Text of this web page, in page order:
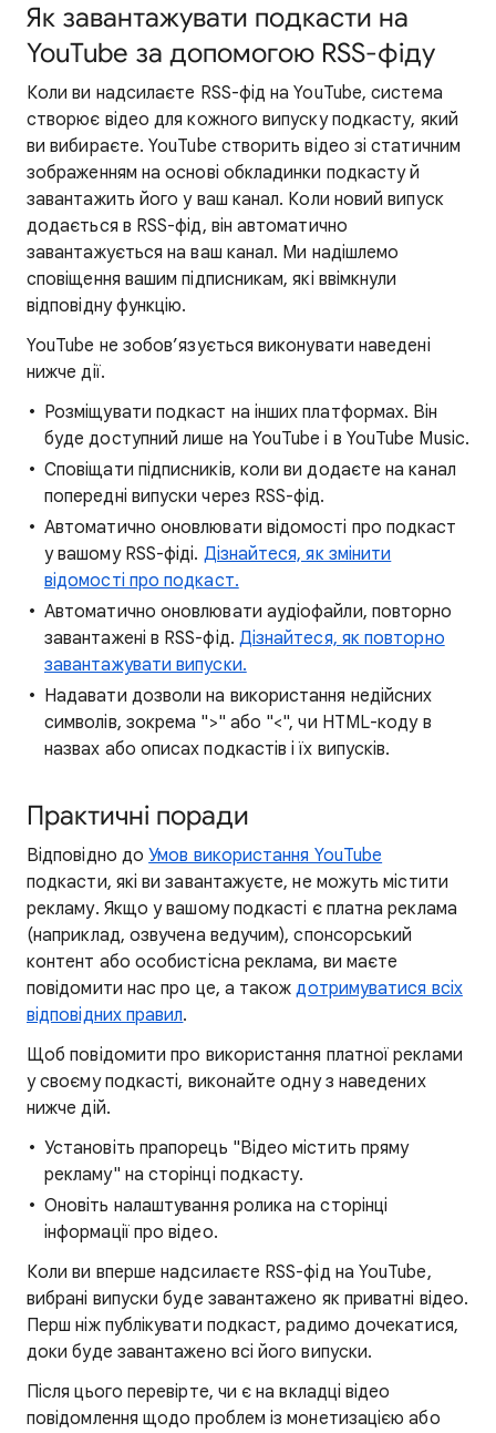
Як завантажувати подкасти на
YouTube за допомогою RSS-фіду
Коли ви надсилаєте RSS-фід на YouTube, система
створює відео для кожного випуску подкасту, який
ви вибираєте. YouTube створить відео зі статичним
зображенням на основі обкладинки подкасту й
завантажить його у ваш канал. Коли новий випуск
додається в RSS-фід, він автоматично
завантажується на ваш канал. Ми надішлемо
сповіщення вашим підписникам, які ввімкнули
відповідну функцію.
YouTube не зобов’язується виконувати наведені
нижче дії.
Розміщувати подкаст на інших платформах. Він
буде доступний лише на YouTube і в YouTube Music.
Сповіщати підписників, коли ви додаєте на канал
попередні випуски через RSS-фід.
Автоматично оновлювати відомості про подкаст
у вашому RSS-фіді. Дізнайтеся, як змінити
відомості про подкаст.
Автоматично оновлювати аудіофайли, повторно
завантажені в RSS-фід. Дізнайтеся, як повторно
завантажувати випуски.
Надавати дозволи на використання недійсних
символів, зокрема ">" або "<", чи HTML-коду в
назвах або описах подкастів і їх випусків.
Практичні поради
Відповідно доУмов використання YouTube
подкасти, які ви завантажуєте, не можуть містити
рекламу. Якщо у вашому подкасті є платна реклама
(наприклад, озвучена ведучим), спонсорський
контент або особистісна реклама, ви маєте
повідомити нас про це, а такождотримуватися всіх
відповідних правил.
Щоб повідомити про використання платної реклами
у своєму подкасті, виконайте одну з наведених
нижче дій.
Установіть прапорець "Відео містить пряму
рекламу" на сторінці подкасту.
Оновіть налаштування ролика на сторінці
інформації про відео.
Коли ви вперше надсилаєте RSS-фід на YouTube,
вибрані випуски буде завантажено як приватні відео.
Перш ніж публікувати подкаст, радимо дочекатися,
доки буде завантажено всі його випуски.
Після цього перевірте, чи є на вкладці відео
повідомлення щодо проблем із монетизацією або